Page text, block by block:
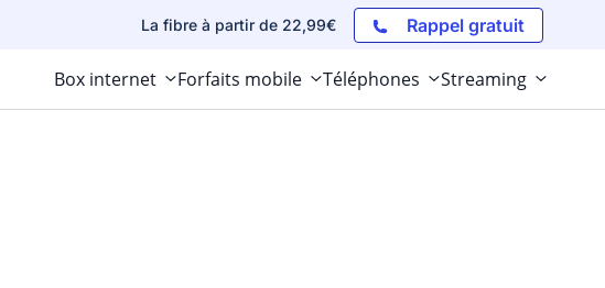
La fibre à partir de 22,99€ Rappel gratuit
Box internet Forfaits mobile Téléphones Streaming